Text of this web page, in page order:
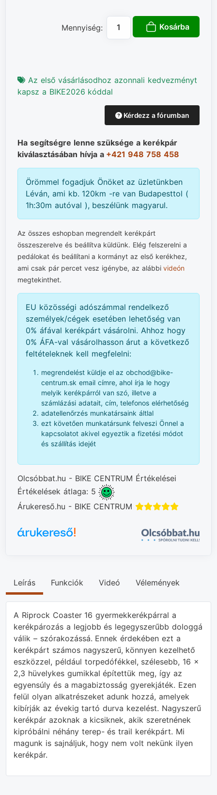
Mennyiség: Kosárba
Az első vásárlásodhoz azonnali kedvezményt
kapsz a BIKE2026 kóddal
Kérdezz a fórumban
Ha segítségre lenne szüksége a kerékpár
kiválasztásában hívja a +421 948 758 458
Örömmel fogadjuk Önöket az üzletünkben
Léván, ami kb. 120km -re van Budapesttol (
1h:30m autóval ), beszélünk magyarul.
Az összes eshopban megrendelt kerékpárt
összeszerelve és beállítva küldünk. Elég felszerelni a
pedálokat és beállítani a kormányt az első kerékhez,
ami csak pár percet vesz igénybe, az alábbivideón
megtekinthet.
EU közösségi adószámmal rendelkező
személyek/cégek esetében lehetőség van
0% áfával kerékpárt vásárolni. Ahhoz hogy
0% ÁFA-val vásárolhasson árut a következő
feltételeknek kell megfelelni:
megrendelést küldje el az obchod@bike-
centrum.sk email címre, ahol írja le hogy
melyik kerékpárról van szó, illetve a
számlázási adatait, cím, telefonos elérhetőség
adatellenőrzés munkatársaink áltlal
ezt követően munkatársunk felveszi Önnel a
kapcsolatot akivel egyeztik a fizetési módot
és szállítás idejét
Olcsóbbat.hu - BIKE CENTRUM Értékelései
Értékelések átlaga: 5
Árukereső.hu - BIKE CENTRUM
Leírás Funkciók Videó Vélemények
A Riprock Coaster 16 gyermekkerékpárral a
kerékpározás a legjobb és legegyszerűbb dologgá
válik – szórakozássá. Ennek érdekében ezt a
kerékpárt számos nagyszerű, könnyen kezelhető
eszközzel, például torpedófékkel, szélesebb, 16 x
2,3 hüvelykes gumikkal építettük meg, így az
egyensúly és a magabiztosság gyerekjáték. Ezen
felül olyan alkatrészeket adunk hozzá, amelyek
kibírják az évekig tartó durva kezelést. Nagyszerű
kerékpár azoknak a kicsiknek, akik szeretnének
kipróbálni néhány terep- és trail kerékpárt. Mi
magunk is sajnáljuk, hogy nem volt nekünk ilyen
kerékpár.